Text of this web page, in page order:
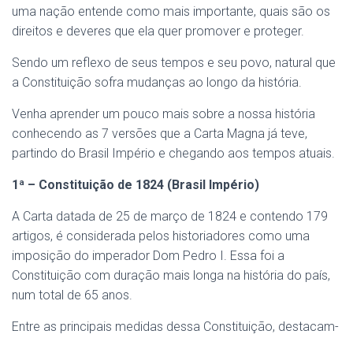
uma nação entende como mais importante, quais são os
direitos e deveres que ela quer promover e proteger.
Sendo um reflexo de seus tempos e seu povo, natural que
a Constituição sofra mudanças ao longo da história.
Venha aprender um pouco mais sobre a nossa história
conhecendo as 7 versões que a Carta Magna já teve,
partindo do Brasil Império e chegando aos tempos atuais.
1ª – Constituição de 1824 (Brasil Império)
A Carta datada de 25 de março de 1824 e contendo 179
artigos, é considerada pelos historiadores como uma
imposição do imperador Dom Pedro I. Essa foi a
Constituição com duração mais longa na história do país,
num total de 65 anos.
Entre as principais medidas dessa Constituição, destacam-